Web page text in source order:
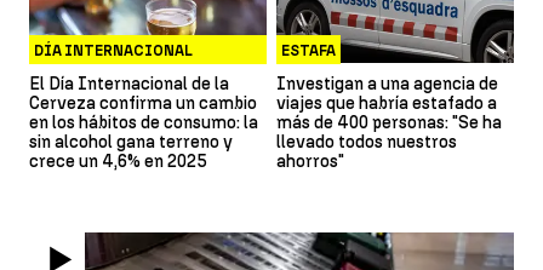
DÍA INTERNACIONAL
CERVEZA
El Día Internacional de la
Cerveza confirma un cambio
en los hábitos de consumo: la
sin alcohol gana terreno y
crece un 4,6% en 2025
ESTAFA
Investigan a una agencia de
viajes que habría estafado a
más de 400 personas: "Se ha
llevado todos nuestros
ahorros"